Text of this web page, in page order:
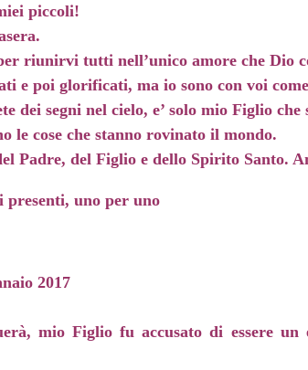
piccoli!
riunirvi tutti nell’unico amore che Dio
e poi glorificati, ma io sono con voi
dei segni nel cielo, e’ solo mio Figlio
le cose che stanno rovinato il mondo.
Padre, del Figlio e dello Spirito Santo.
presenti, uno per uno
2017
mio Figlio fu accusato di essere un